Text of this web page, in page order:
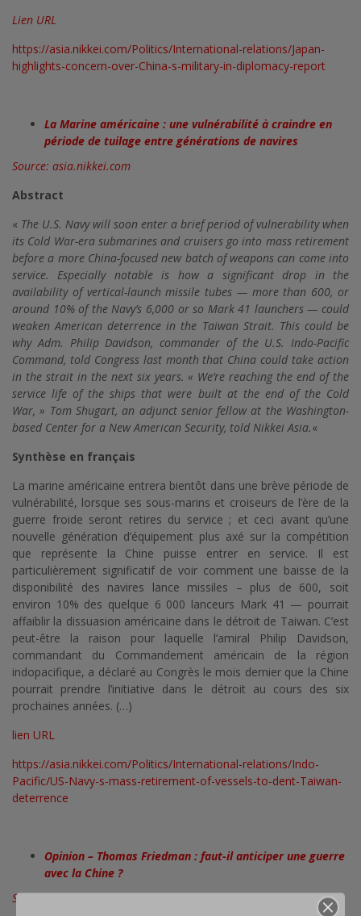
Lien URL
https://asia.nikkei.com/Politics/International-relations/Japan-
highlights-concern-over-China-s-military-in-diplomacy-report
La Marine américaine : une vulnérabilité à craindre en
période de tuilage entre générations de navires
Source: asia.nikkei.com
Abstract
« The U.S. Navy will soon enter a brief period of vulnerability when
its Cold War-era submarines and cruisers go into mass retirement
before a more China-focused new batch of weapons can come into
service. Especially notable is how a significant drop in the
availability of vertical-launch missile tubes — more than 600, or
around 10% of the Navy’s 6,000 or so Mark 41 launchers — could
weaken American deterrence in the Taiwan Strait. This could be
why Adm. Philip Davidson, commander of the U.S. Indo-Pacific
Command, told Congress last month that China could take action
in the strait in the next six years. « We’re reaching the end of the
service life of the ships that were built at the end of the Cold
War, » Tom Shugart, an adjunct senior fellow at the Washington-
based Center for a New American Security, told Nikkei Asia.«
Synthèse en français
La marine américaine entrera bientôt dans une brève période de
vulnérabilité, lorsque ses sous-marins et croiseurs de l’ère de la
guerre froide seront retires du service ; et ceci avant qu’une
nouvelle génération d’équipement plus axé sur la compétition
que représente la Chine puisse entrer en service. Il est
particulièrement significatif de voir comment une baisse de la
disponibilité des navires lance missiles – plus de 600, soit
environ 10% des quelque 6 000 lanceurs Mark 41 — pourrait
affaiblir la dissuasion américaine dans le détroit de Taiwan. C’est
peut-être la raison pour laquelle l’amiral Philip Davidson,
commandant du Commandement américain de la région
indopacifique, a déclaré au Congrès le mois dernier que la Chine
pourrait prendre l’initiative dans le détroit au cours des six
prochaines années. (…)
lien URL
https://asia.nikkei.com/Politics/International-relations/Indo-
Pacific/US-Navy-s-mass-retirement-of-vessels-to-dent-Taiwan-
deterrence
Opinion – Thomas Friedman : faut-il anticiper une guerre
avec la Chine ?
Source: New York Times